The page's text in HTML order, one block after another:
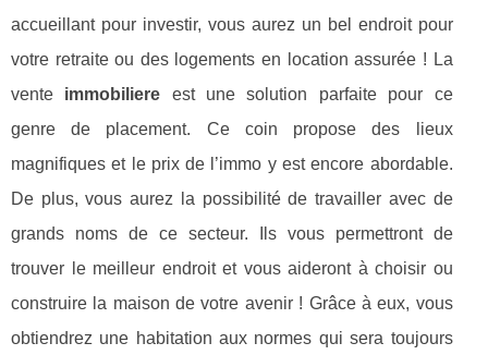
accueillant pour investir, vous aurez un bel endroit pour
votre retraite ou des logements en location assurée ! La
vente immobiliere est une solution parfaite pour ce
genre de placement. Ce coin propose des lieux
magnifiques et le prix de l’immo y est encore abordable.
De plus, vous aurez la possibilité de travailler avec de
grands noms de ce secteur. Ils vous permettront de
trouver le meilleur endroit et vous aideront à choisir ou
construire la maison de votre avenir ! Grâce à eux, vous
obtiendrez une habitation aux normes qui sera toujours